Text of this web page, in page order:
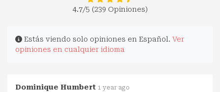
4.7/5 (239 Opiniones)
Estás viendo solo opiniones en Español. Ver
opiniones en cualquier idioma
Dominique Humbert 1 year ago